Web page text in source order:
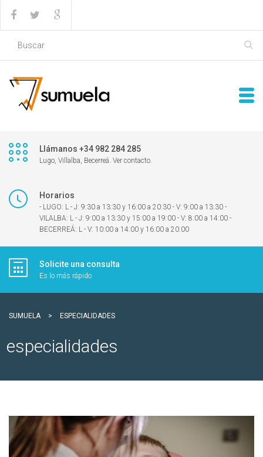
Llámanos +34 982 284 285
Lugo, Villalba, Becerreá. Ver contacto.
Horarios
- LUGO: L - J: 9:30 a 13:30 y 16:00 a 20:30 - V: 9:00 a 13:30 -
VILALBA: L - J: 9:00 a 13:30 y 15:00 a 19:00 - V: 8:00 a 14:00 -
BECERREÁ: L - V: 10:00 a 14:00 y 16:00 a 20:00
Solicite una consulta
Es lo más rápido
SUMUELA > ESPECIALIDADES
especialidades